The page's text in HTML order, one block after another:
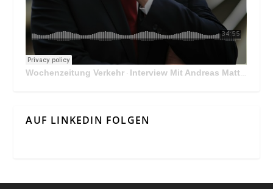
Wochenzeitung Verkehr · Interview Mit Andreas Matthä, CEO der ÖBB Holding
AUF LINKEDIN FOLGEN